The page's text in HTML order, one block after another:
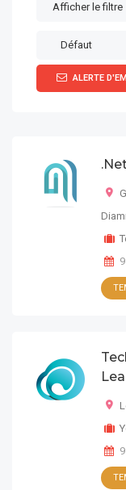
Afficher le filtre
Défaut
ALERTE